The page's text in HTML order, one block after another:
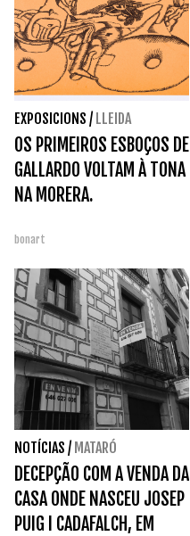
EXPOSICIONS / LLEIDA
OS PRIMEIROS ESBOÇOS DE
GALLARDO VOLTAM À TONA
NA MORERA.
bonart
NOTÍCIAS / MATARÓ
DECEPÇÃO COM A VENDA DA
CASA ONDE NASCEU JOSEP
PUIG I CADAFALCH, EM